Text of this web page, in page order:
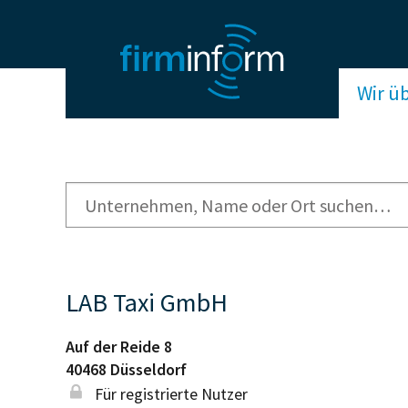
Wir
LAB Taxi GmbH
Auf der Reide 8
40468 Düsseldorf
Für registrierte Nutzer